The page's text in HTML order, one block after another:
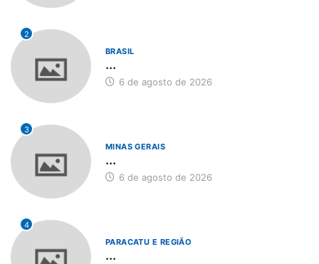
2
BRASIL
...
6 de agosto de 2026
3
MINAS GERAIS
...
6 de agosto de 2026
4
PARACATU E REGIÃO
...